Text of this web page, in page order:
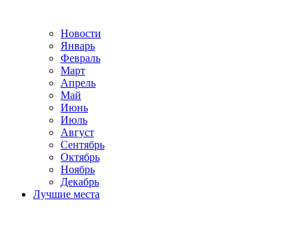
Новости
Январь
Февраль
Март
Апрель
Май
Июнь
Июль
Август
Сентябрь
Октябрь
Ноябрь
Декабрь
Лучшие места